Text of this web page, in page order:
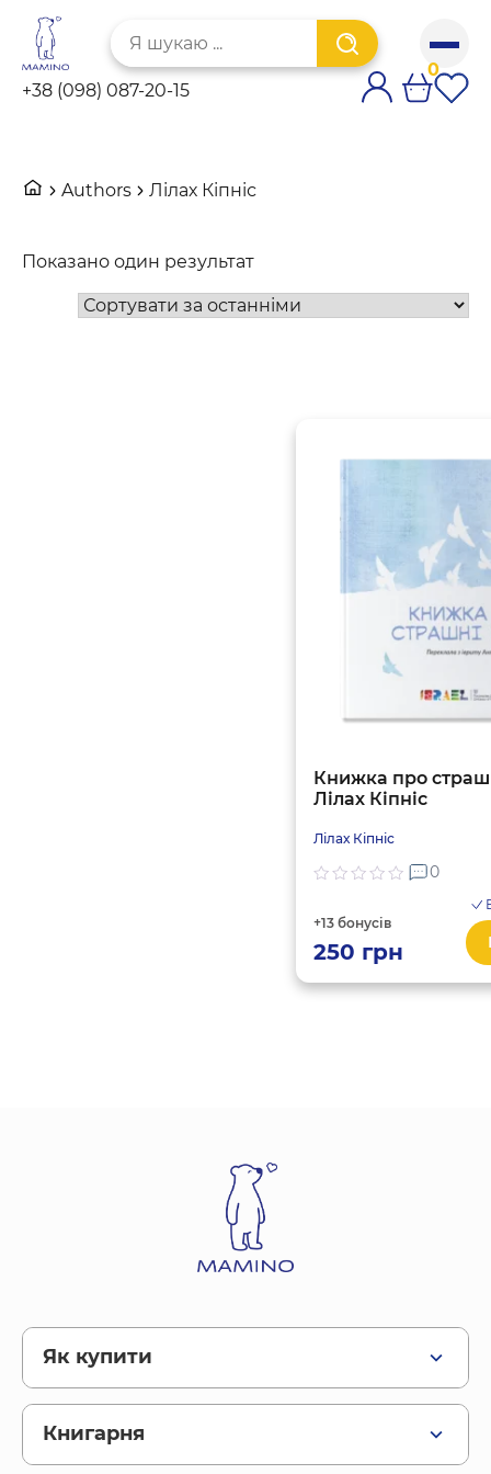
content
Шукати:
+38 (098) 087-20-15
0
Authors Лілах Кіпніс
Показано один результат
Книжка про
Лілах Кіпніс
Лілах Кіпніс
0
+13 бонусів
250 грн
Як купити
Бонусна система
Правила користування сайтом
Книгарня